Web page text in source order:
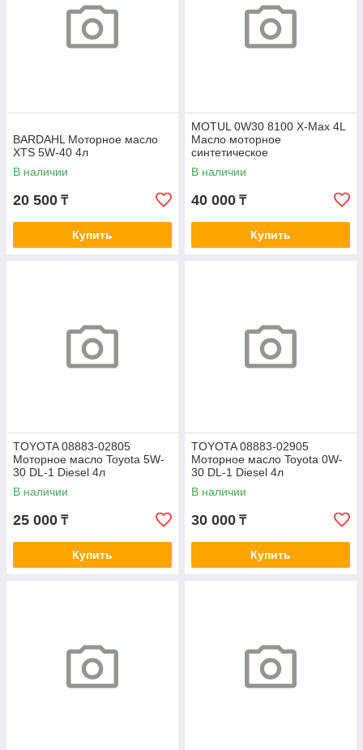
BARDAHL Моторное масло
XTS 5W-40 4л
В наличии
20 500 ₸
Купить
MOTUL 0W30 8100 X-Max 4L
Масло моторное
синтетическое
В наличии
40 000 ₸
Купить
TOYOTA 08883-02805
Моторное масло Toyota 5W-
30 DL-1 Diesel 4л
В наличии
25 000 ₸
Купить
TOYOTA 08883-02905
Моторное масло Toyota 0W-
30 DL-1 Diesel 4л
В наличии
30 000 ₸
Купить